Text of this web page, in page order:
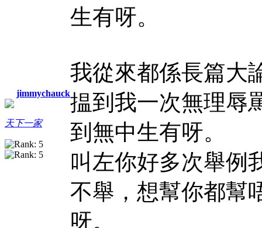
jimmychauck
天下一家
生有呀。
我從來都係長篇大
揾到我一次無理辱
到無中生有呀。
叫左你好多次舉例
不舉，想幫你都幫
呀。